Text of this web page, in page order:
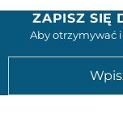
ZAPISZ SIĘ
Aby otrzymywać